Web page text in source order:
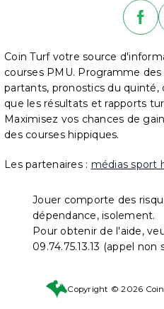
Coin Turf votre source
courses PMU. Programme des
partants, pronostics du quinté,
que les résultats et rapports
Maximisez vos chances de
des courses hippiques.
Les partenaires : médias sport
Jouer comporte des
dépendance, isolement.
Pour obtenir de l'aide,
09.74.75.13.13 (appel non
Copyright © 2026 Coin